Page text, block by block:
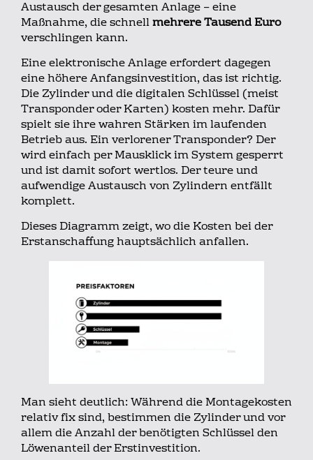
Austausch der gesamten Anlage – eine
Maßnahme, die schnellmehrere Tausend Euro
verschlingen kann.
Eine elektronische Anlage erfordert dagegen
eine höhere Anfangsinvestition, das ist richtig.
Die Zylinder und die digitalen Schlüssel (meist
Transponder oder Karten) kosten mehr. Dafür
spielt sie ihre wahren Stärken im laufenden
Betrieb aus. Ein verlorener Transponder? Der
wird einfach per Mausklick im System gesperrt
und ist damit sofort wertlos. Der teure und
aufwendige Austausch von Zylindern entfällt
komplett.
Dieses Diagramm zeigt, wo die Kosten bei der
Erstanschaffung hauptsächlich anfallen.
Man sieht deutlich: Während die Montagekosten
relativ fix sind, bestimmen die Zylinder und vor
allem die Anzahl der benötigten Schlüssel den
Löwenanteil der Erstinvestition.